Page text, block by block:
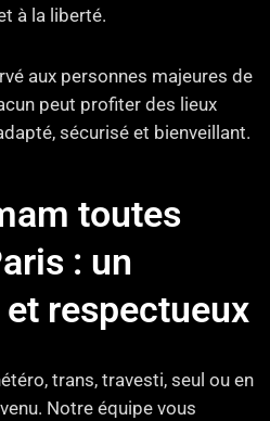
à la liberté.
aux personnes majeures de
peut profiter des lieux
sécurisé et bienveillant.
toutes
: un
respectueux
trans, travesti, seul ou en
Notre équipe vous